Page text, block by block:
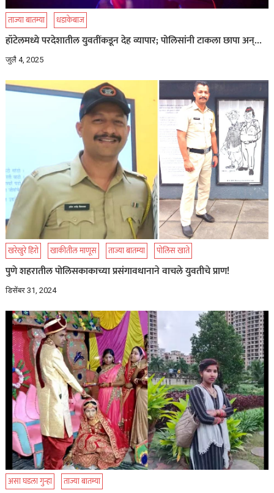
ताज्या बातम्या धडाकेबाज
हॉटेलमध्ये परदेशातील युवतींकडून देह व्यापार; पोलिसांनी टाकला छापा अन्…
जुलै 4, 2025
खरेखुरे हिरो खाकीतील माणूस ताज्या बातम्या पोलिस खाते
पुणे शहरातील पोलिसकाकाच्या प्रसंगावधानाने वाचले युवतीचे प्राण!
डिसेंबर 31, 2024
असा घडला गुन्हा ताज्या बातम्या